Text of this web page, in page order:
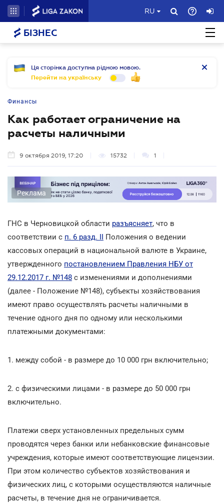
RU
БІЗНЕС
Ця сторінка доступна рідною мовою.
Перейти на українську
Финансы
Как работает ограничение на
расчеты наличными
9 октября 2019, 17:20 15732 1
Реклама
ГНС в Черновицкой области разъясняет, что в
соответствии с п. 6 разд. ІІ Положения о ведении
кассовых операций в национальной валюте в Украине,
утвержденного постановлением Правления НБУ от
29.12.2017 г. №148 с изменениями и дополнениями
(далее - Положение №148), субъекты хозяйствования
имеют право осуществлять расчеты наличными в
течение одного дня по одному или несколькими
платежными документами:
1. между собой - в размере до 10 000 грн включительно;
2. с физическими лицами - в размере до 50 000 грн
включительно.
Платежи сверх установленных предельных сумм
проводятся через банки или небанковские финансовые
учреждения, которые имеют соответствующие лицензии.
При этом количество субъектов хозяйствования и
физических лиц, с которыми осуществляются наличные
расчеты, в течение дня не ограничивается.